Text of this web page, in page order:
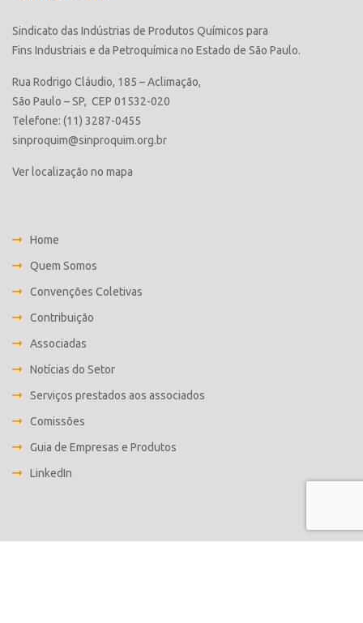
Sindicato das Indústrias de Produtos Químicos para
Fins Industriais e da Petroquímica no Estado de São Paulo.
Rua Rodrigo Cláudio, 185 – Aclimação,
São Paulo – SP, CEP 01532-020
Telefone: (11) 3287-0455
sinproquim@sinproquim.org.br
Ver localização no mapa
Home
Quem Somos
Convenções Coletivas
Contribuição
Associadas
Notícias do Setor
Serviços prestados aos associados
Comissões
Guia de Empresas e Produtos
LinkedIn